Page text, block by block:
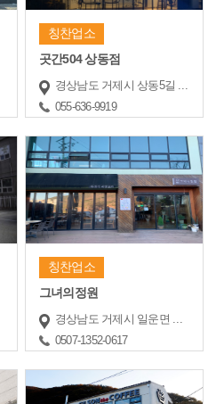
칭찬업소
곳간504 상동점
경상남도 거제시 상동5길 23
055-636-9919
칭찬업소
그녀의정원
경상남도 거제시 일운면 반송재로 482-1
0507-1352-0617